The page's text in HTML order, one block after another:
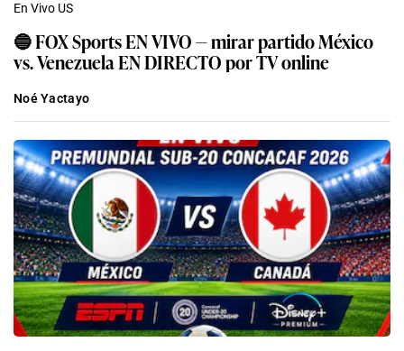
En Vivo US
🔵 FOX Sports EN VIVO — mirar partido México
vs. Venezuela EN DIRECTO por TV online
Noé Yactayo